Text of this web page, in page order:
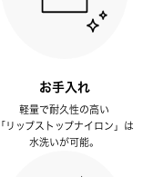
お手入れ
軽量で耐久性の高い
「リップストップナイロン」は
水洗いが可能。